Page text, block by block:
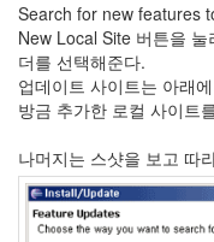
Search for new features
New Local Site 버튼을
더를 선택해준다.
업데이트 사이트는 아래
방금 추가한 로컬 사이트
나머지는 스샷을 보고 따
JaTeOn
40
라
즈
베
파
이
0
리